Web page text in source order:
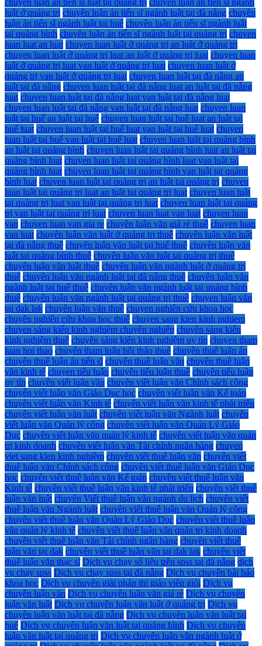
chuyên luận án tiến sĩ luật tại quảng trị chuyên luận án tiến sĩ ngành
luật ở quảng trị chuyên luận án tiến sĩ ngành luật tại đà nẵng chuyên
luận án tiến sĩ ngành luật tại huế chuyên luận án tiến sĩ ngành luật
tại quảng bình chuyên luận án tiến sĩ ngành luật tại quảng trị chuyen
luan luat an luat chuyen luan luật ở quảng trị an luật ở quảng trị
chuyen luan luật ở quảng trị luat an luật ở quảng trị luat chuyen luan
luật ở quảng trị luat van luật ở quảng trị luat chuyen luan luật ở
quảng trị van luật ở quảng trị luat chuyen luan luật tại đà nẵng an
luật tại đà nẵng chuyen luan luật tại đà nẵng luat an luật tại đà nẵng
luat chuyen luan luật tại đà nẵng luat van luật tại đà nẵng luat
chuyen luan luật tại đà nẵng van luật tại đà nẵng luat chuyen luan
luật tại huế an luật tại huế chuyen luan luật tại huế luat an luật tại
huế luat chuyen luan luật tại huế luat van luật tại huế luat chuyen
luan luật tại huế van luật tại huế luat chuyen luan luật tại quảng bình
an luật tại quảng bình chuyen luan luật tại quảng bình luat an luật tại
quảng bình luat chuyen luan luật tại quảng bình luat van luật tại
quảng bình luat chuyen luan luật tại quảng bình van luật tại quảng
bình luat chuyen luan luật tại quảng trị an luật tại quảng trị chuyen
luan luật tại quảng trị luat an luật tại quảng trị luat chuyen luan luật
tại quảng trị luat van luật tại quảng trị luat chuyen luan luật tại quảng
trị van luật tại quảng trị luat chuyen luan luat van luat chuyen luan
van chuyen luan van gia re chuyên luận văn giá rẻ thuê chuyen luan
van luat chuyên luận văn luật ở quảng trị thuê chuyên luận văn luật
tại đà nẵng thuê chuyên luận văn luật tại huế thuê chuyên luận văn
luật tại quảng bình thuê chuyên luận văn luật tại quảng trị thuê
chuyên luận văn luật thuê chuyên luận văn ngành luật ở quảng trị
thuê chuyên luận văn ngành luật tại đà nẵng thuê chuyên luận văn
ngành luật tại huế thuê chuyên luận văn ngành luật tại quảng bình
thuê chuyên luận văn ngành luật tại quảng trị thuê chuyen luận văn
tại dak lak chuyên luận văn thuê chuyen nghiên cứu khoa học
chuyên nghiên cứu khoa học thuê chuyen sang kien kinh nghiem
chuyen sáng kiến kinh nghiệm chuyên nghiệp chuyên sáng kiến
kinh nghiệm thuê chuyên sáng kiến kinh nghiệm uy tín chuyen tham
luan hoi thao chuyên tham luận hội thảo thuê chuyên thuê luận án
chuyên thuê luận án tiến sĩ chuyên thuê luận văn chuyên thuê luận
văn kinh tế chuyen tiểu luận chuyên tiểu luận thuê chuyên tiểu luận
uy tín chuyên viết luận văn chuyên viết luận văn Chính sách công
chuyên viết luận văn Giáo Dục học chuyên viết luận văn Kế toán
chuyên viết luận văn Kinh tế chuyên viết luận văn kinh tế phát triển
chuyên viết luận văn luật chuyên viết luận văn Ngành luật chuyên
viết luận văn Quản lý công chuyên viết luận văn Quản Lý Giáo
Dục chuyên viết luận văn quản lý kinh tế chuyên viết luận văn quản
trị kinh doanh chuyên viết luận văn Tài chính ngân hàng chuyen
viet sang kien kinh nghiệm chuyên viết thuê luận văn chuyên viết
thuê luận văn Chính sách công chuyên viết thuê luận văn Giáo Dục
học chuyên viết thuê luận văn Kế toán chuyên viết thuê luận văn
Kinh tế chuyên viết thuê luận văn kinh tế phát triển chuyên viết thuê
luận văn luật chuyên Viết thuê luận văn ngành du lịch chuyên viết
thuê luận văn Ngành luật chuyên viết thuê luận văn Quản lý công
chuyên viết thuê luận văn Quản Lý Giáo Dục chuyên viết thuê luận
văn quản lý kinh tế chuyên viết thuê luận văn quản trị kinh doanh
chuyên viết thuê luận văn Tài chính ngân hàng chuyên viết thuê
luận văn tại dak chuyên viết thuê luận văn tại dak lak chuyên viết
thuê luận văn thạc sĩ Dịch vụ chạy số liệu trên spss tại đà nẵng dịch
vụ chạy spss Dịch vụ chạy spss tại đà nẵng Dịch vụ chuyên bài báo
khoa học Dịch vụ chuyên giải pháp thi giáo viên giỏi Dịch vụ
chuyên luận văn Dịch vụ chuyên luận văn giá rẻ Dịch vụ chuyên
luận văn luật Dịch vụ chuyên luận văn luật ở quảng trị Dịch vụ
chuyên luận văn luật tại đà nẵng Dịch vụ chuyên luận văn luật tại
huế Dịch vụ chuyên luận văn luật tại quảng bình Dịch vụ chuyên
luận văn luật tại quảng trị Dịch vụ chuyên luận văn ngành luật ở